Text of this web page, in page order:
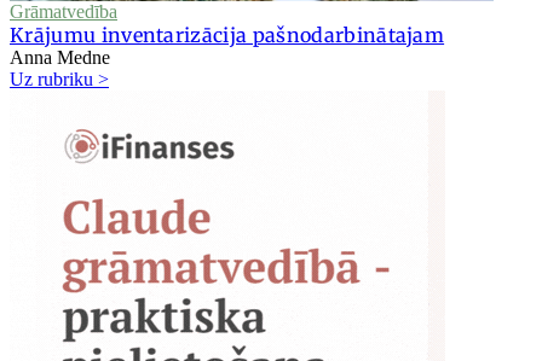
Grāmatvedība
Krājumu inventarizācija pašnodarbinātajam
Anna Medne
Uz rubriku >